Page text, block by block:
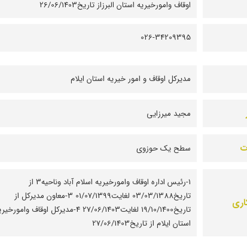
اوقاف وامورخیریه استان البرزاز تاریخ26/06/1403
026-34209395
مديرکل اوقاف و امور خيريه استان ايلام
مجید میرزایی
سطح یک حوزوی
1-رئیس اداره اوقاف وامورخیریه اسلام آباد وناحیه3 از
تاریخ03/03/1388 لغایت01/07/1399 3-معاون مدیرکل از
تاریخ19/10/1400 لغایت27/06/1403 4-مدیرکل اوقاف
استان ایلام از تاریخ27/06/1403